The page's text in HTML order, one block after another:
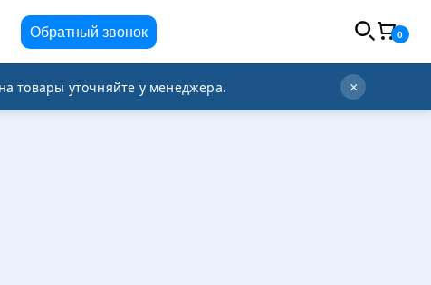
Обратный звонок 0
товары уточняйте у менеджера. ×
info@orgplex.com +7 (495) 021-63-96